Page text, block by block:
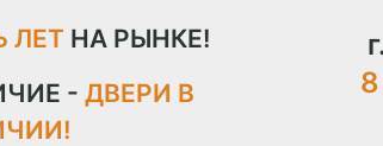
ЛЕТ НА РЫНКЕ!
- ДВЕРИ В